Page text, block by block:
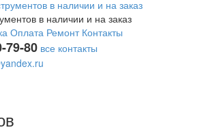
в наличии и на заказ
Оплата Ремонт Контакты
79-80 все контакты